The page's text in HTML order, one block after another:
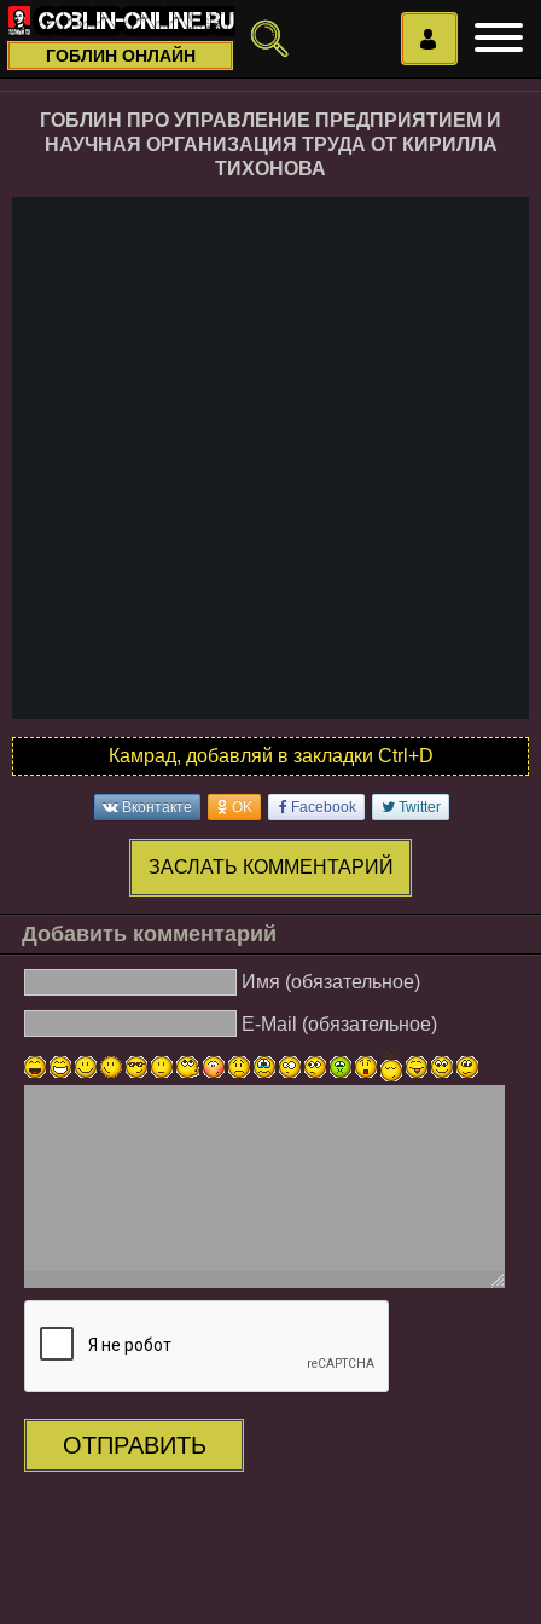
ГОБЛИН ОНЛАЙН
ГОБЛИН ПРО УПРАВЛЕНИЕ ПРЕДПРИЯТИЕМ И
НАУЧНАЯ ОРГАНИЗАЦИЯ ТРУДА ОТ КИРИЛЛА
ТИХОНОВА
Камрад, добавляй в закладки Ctrl+D
Вконтакте OK Facebook Twitter
ЗАСЛАТЬ КОММЕНТАРИЙ
Добавить комментарий
Имя (обязательное)
E-Mail (обязательное)
ОТПРАВИТЬ